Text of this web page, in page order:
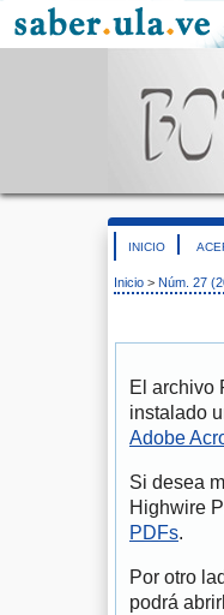
INICIO
Inicio > Núm. 27
El archivo
instalado
Adobe
Si desea
Highwire
PDFs.
Por otro
podrá